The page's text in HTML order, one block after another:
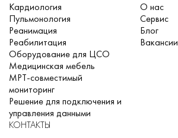
Кардиология
Пульмонология
Реанимация
Реабилитация
Оборудование для ЦСО
Медицинская мебель
МРТ-совместимый
мониторинг
Решение для подключения и
управления данными
О нас
Сервис
Блог
Вакансии
КОНТАКТЫ